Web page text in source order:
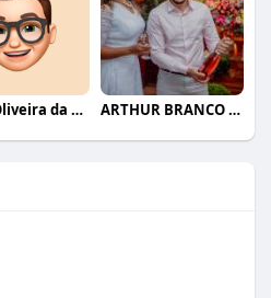
Diego Oliveira da Motta ARTHUR BRANCO FERNANDES